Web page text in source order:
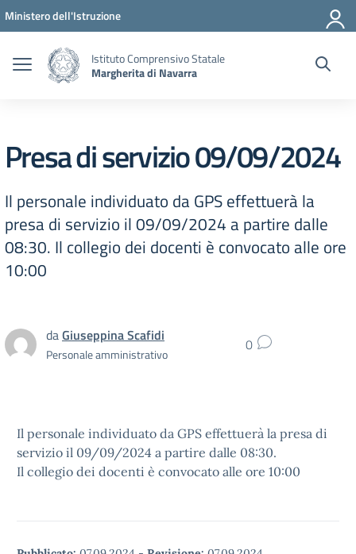
Vai ai contenuti
Vai al menu di navigazione
Vai al footer
Ministero dell'Istruzione
Istituto Comprensivo Statale
Margherita di Navarra
Presa di servizio 09/09/2024
Il personale individuato da GPS effettuerà la
presa di servizio il 09/09/2024 a partire dalle
08:30. Il collegio dei docenti è convocato alle ore
10:00
daGiuseppina Scafidi
Personale amministrativo 0
Il personale individuato da GPS effettuerà la presa di
servizio il 09/09/2024 a partire dalle 08:30.
Il collegio dei docenti è convocato alle ore 10:00